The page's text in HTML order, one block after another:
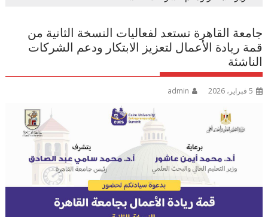
جامعة القاهرة تستعد لفعاليات النسخة الثانية من
قمة ريادة الأعمال لتعزيز الابتكار ودعم الشركات
الناشئة
5 فبراير، 2026 admin